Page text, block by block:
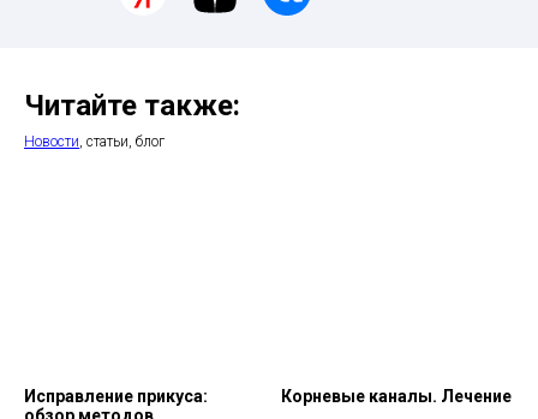
Читайте также:
Новости, статьи, блог
Исправление прикуса:
Корневые каналы. Лечение